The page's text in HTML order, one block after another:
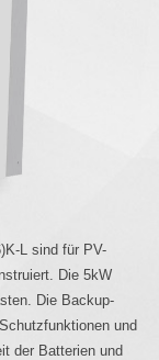
L sind für PV-
Die 5kW
Die Backup-
und
der Batterien und